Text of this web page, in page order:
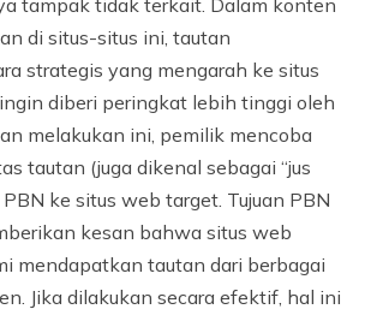
tampak tidak terkait. Dalam konten
di situs-situs ini, tautan
strategis yang mengarah ke situs
diberi peringkat lebih tinggi oleh
melakukan ini, pemilik mencoba
tautan (juga dikenal sebagai “jus
ke situs web target. Tujuan PBN
kesan bahwa situs web
mendapatkan tautan dari berbagai
Jika dilakukan secara efektif, hal ini